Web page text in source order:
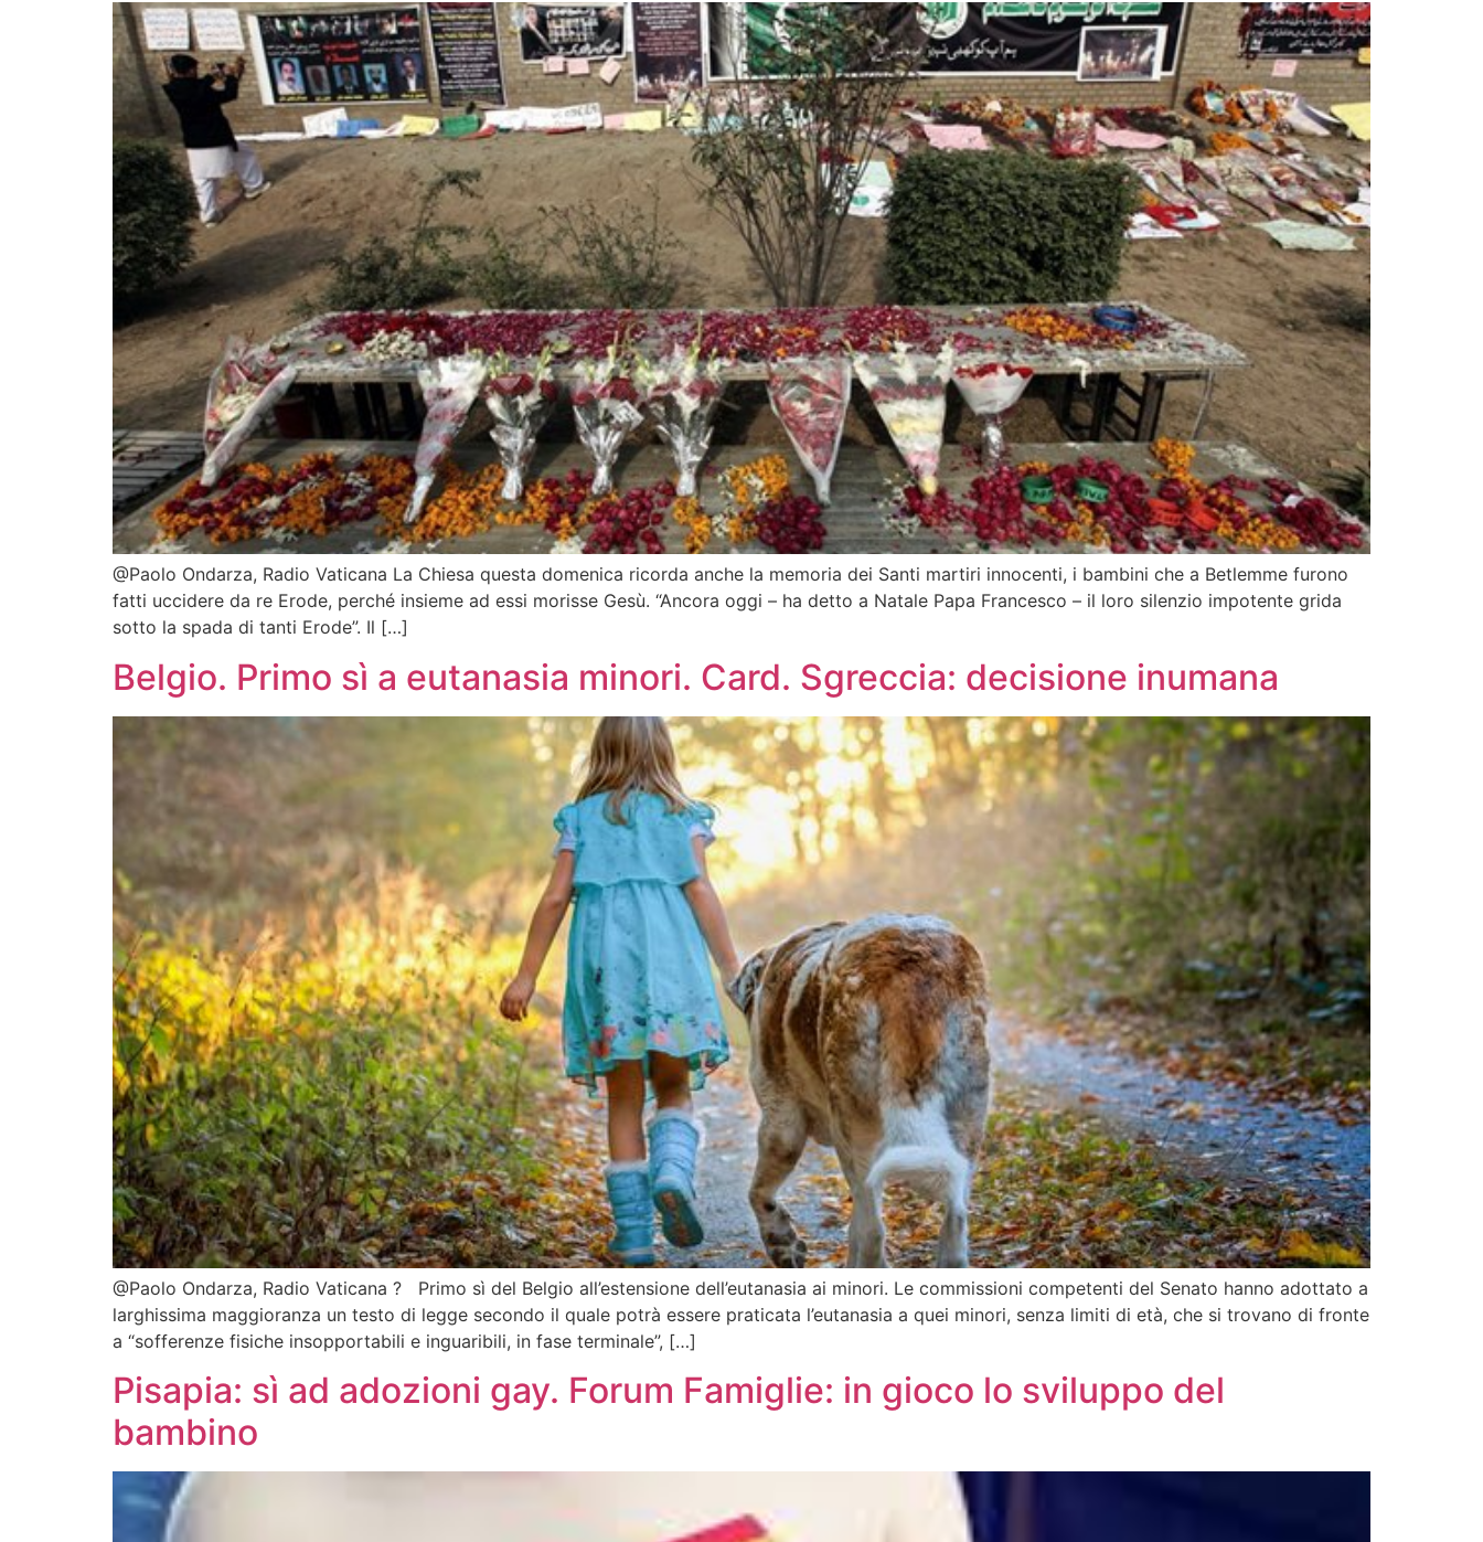
@Paolo Ondarza, Radio Vaticana La Chiesa questa domenica ricorda anche la memoria dei Santi martiri innocenti, i bambini che a Betlemme furono
fatti uccidere da re Erode, perché insieme ad essi morisse Gesù. “Ancora oggi – ha detto a Natale Papa Francesco – il loro silenzio impotente grida
sotto la spada di tanti Erode”. Il […]
Belgio. Primo sì a eutanasia minori. Card. Sgreccia: decisione inumana
@Paolo Ondarza, Radio Vaticana ? Primo sì del Belgio all’estensione dell’eutanasia ai minori. Le commissioni competenti del Senato hanno adottato a
larghissima maggioranza un testo di legge secondo il quale potrà essere praticata l’eutanasia a quei minori, senza limiti di età, che si trovano di fronte
a “sofferenze fisiche insopportabili e inguaribili, in fase terminale”, […]
Pisapia: sì ad adozioni gay. Forum Famiglie: in gioco lo sviluppo del
bambino